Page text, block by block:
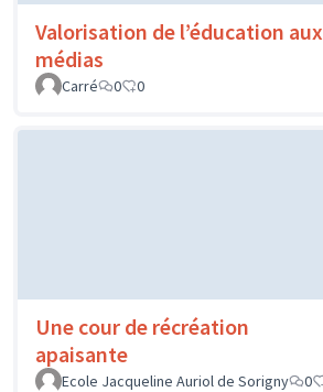
Valorisation de l’éducation aux
médias
Carré
0 0
Une cour de récréation
apaisante
Ecole Jacqueline Auriol de Sorigny
0